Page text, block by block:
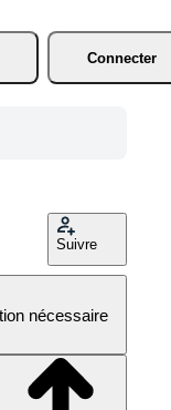
Connecter
Suivre
nécessaire